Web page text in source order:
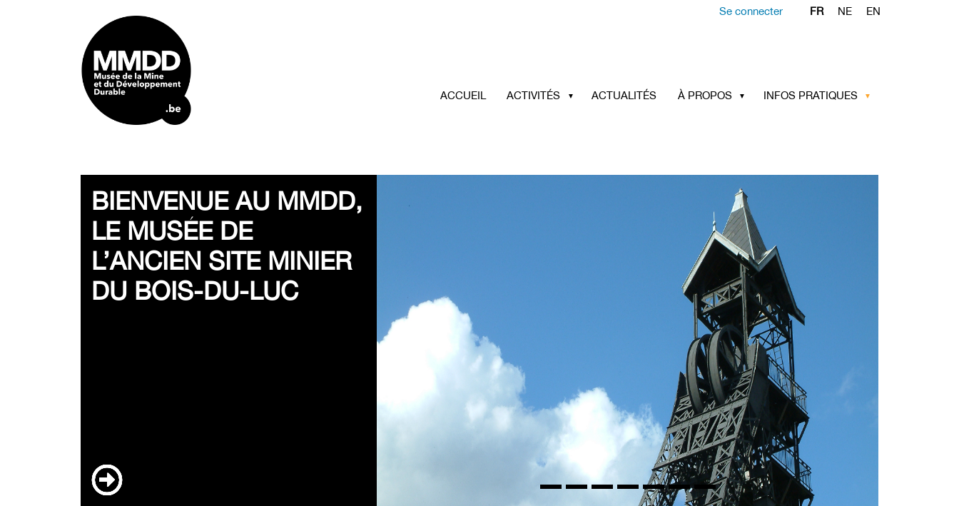
Se connecter FR NE EN
ACCUEIL ACTIVITÉS ACTUALITÉS À PROPOS INFOS PRATIQUES
BIENVENUE AU MMDD,
LE MUSÉE DE
L’ANCIEN SITE MINIER
DU BOIS-DU-LUC